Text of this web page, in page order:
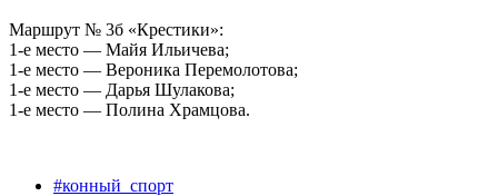
Маршрут № 3б «Крестики»:
1-е место — Майя Ильичева;
1-е место — Вероника Перемолотова;
1-е место — Дарья Шулакова;
1-е место — Полина Храмцова.
#конный_спорт